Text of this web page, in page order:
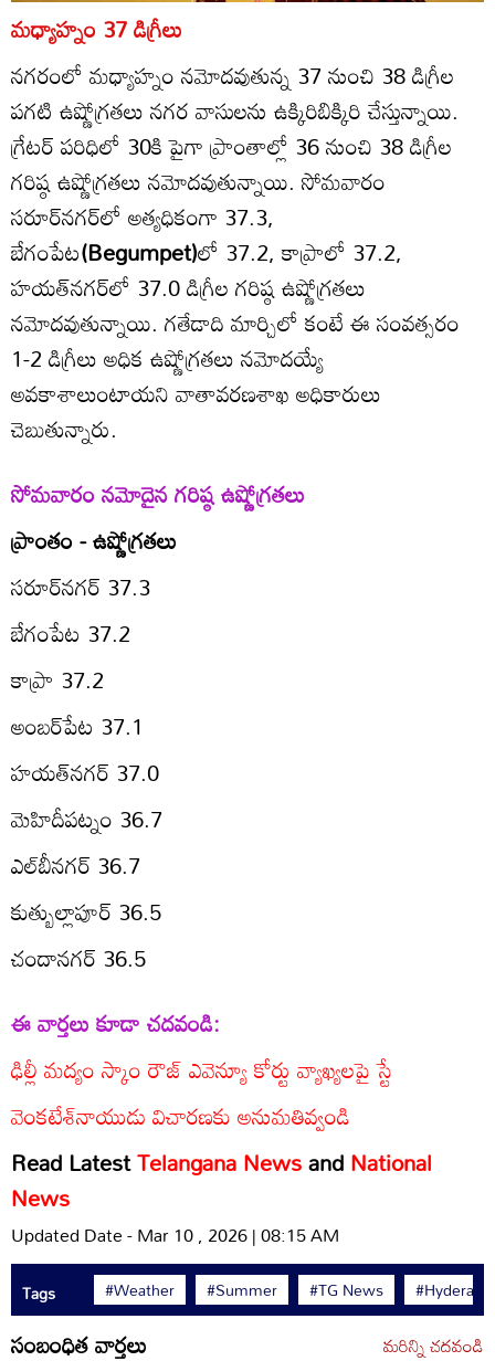
మధ్యాహ్నం 37 డిగ్రీలు
నగరంలో మధ్యాహ్నం నమోదవుతున్న 37 నుంచి 38 డిగ్రీల
పగటి ఉష్ణోగ్రతలు నగర వాసులను ఉక్కిరిబిక్కిరి చేస్తున్నాయి.
గ్రేటర్‌ పరిధిలో 30కి పైగా ప్రాంతాల్లో 36 నుంచి 38 డిగ్రీల
గరిష్ఠ ఉష్ణోగ్రతలు నమోదవుతున్నాయి. సోమవారం
సరూర్‌నగర్‌లో అత్యధికంగా 37.3,
బేగంపేట(Begumpet)లో 37.2, కాప్రాలో 37.2,
హయత్‌నగర్‌లో 37.0 డిగ్రీల గరిష్ఠ ఉష్ణోగ్రతలు
నమోదవుతున్నాయి. గతేడాది మార్చిలో కంటే ఈ సంవత్సరం
1-2 డిగ్రీలు అధిక ఉష్ణోగ్రతలు నమోదయ్యే
అవకాశాలుంటాయని వాతావరణశాఖ అధికారులు
చెబుతున్నారు.
సోమవారం నమోదైన గరిష్ఠ ఉష్ణోగ్రతలు
ప్రాంతం - ఉష్ణోగ్రతలు
సరూర్‌నగర్‌ 37.3
బేగంపేట 37.2
కాప్రా 37.2
అంబర్‌పేట 37.1
హయత్‌నగర్‌ 37.0
మెహిదీపట్నం 36.7
ఎల్‌బీనగర్‌ 36.7
కుత్బుల్లాపూర్‌ 36.5
చందానగర్‌ 36.5
ఈ వార్తలు కూడా చదవండి:
ఢిల్లీ మద్యం స్కాం రౌజ్‌ ఎవెన్యూ కోర్టు వ్యాఖ్యలపై స్టే
వెంకటేశ్‌నాయుడు విచారణకు అనుమతివ్వండి
Read LatestTelangana NewsandNational
News
Updated Date - Mar 10 , 2026 | 08:15 AM
Tags #Weather #Summer #TG News
సంబంధిత వార్తలు మరిన్ని చదవండి